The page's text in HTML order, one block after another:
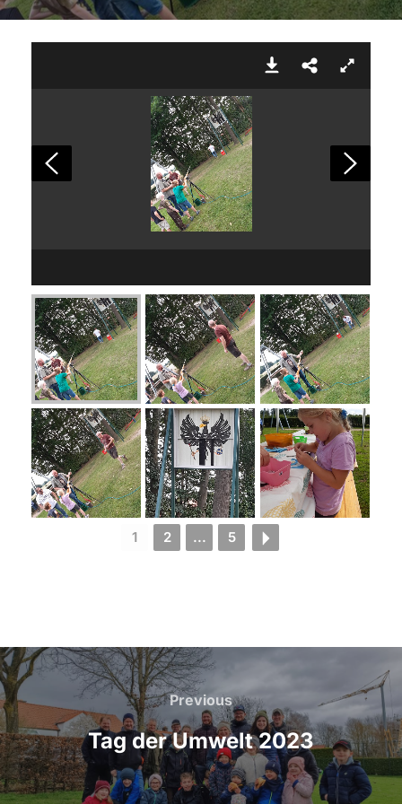
1 2 ... 5
Beitragsnavigation
Previous
Previous
Tag der Umwelt 2023